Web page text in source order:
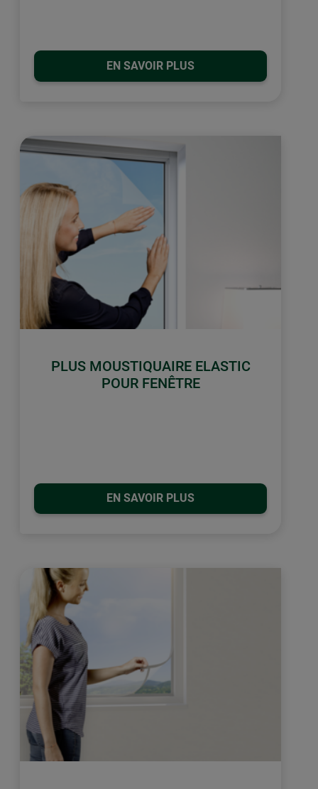
EN SAVOIR PLUS
PLUS MOUSTIQUAIRE ELASTIC
POUR FENÊTRE
EN SAVOIR PLUS